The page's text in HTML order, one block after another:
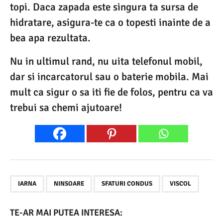
topi. Daca zapada este singura ta sursa de
hidratare, asigura-te ca o topesti inainte de a
bea apa rezultata.
Nu in ultimul rand, nu uita telefonul mobil,
dar si incarcatorul sau o baterie mobila. Mai
mult ca sigur o sa iti fie de folos, pentru ca va
trebui sa chemi ajutoare!
IARNA NINSOARE SFATURI CONDUS VISCOL
TE-AR MAI PUTEA INTERESA: